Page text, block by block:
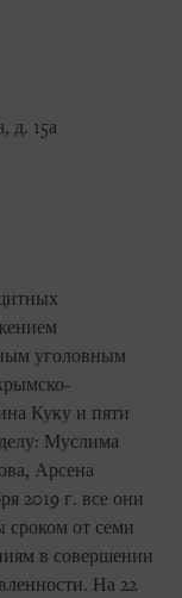
д. 15а
уголовным
Куку и пяти
Муслима
Арсена
2019 г. все они
от семи
в совершении
На 22